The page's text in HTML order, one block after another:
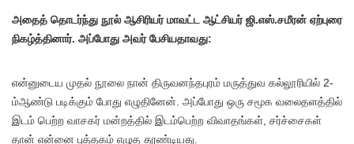
அதைத் தொடர்ந்து நூல் ஆசிரியர் மாவட்ட ஆட்சியர் ஜி.எஸ்.சமீரன் ஏற்புரை
நிகழ்த்தினார். அப்போது அவர் பேசியதாவது:
என்னுடைய முதல் நூலை நான் திருவனந்தபுரம் மருத்துவ கல்லூரியில் 2-
ம்ஆண்டு படிக்கும் போது எழுதினேன். அப்போது ஒரு சமூக வலைதளத்தில்
இடம் பெற்ற வாசகர் மன்றத்தில் இடம்பெற்ற விவாதங்கள், சர்ச்சைகள்
தான் என்னை புத்தகம் எழுத தூண்டியது.